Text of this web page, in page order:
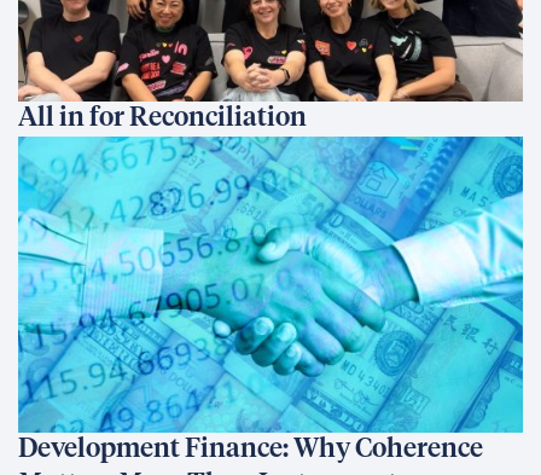
All in for Reconciliation
Development Finance: Why Coherence